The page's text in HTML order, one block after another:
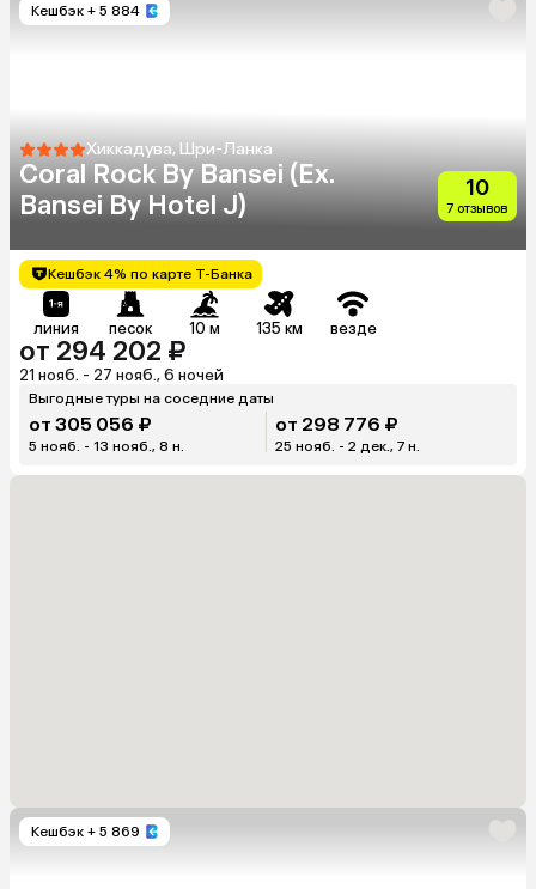
Кешбэк + 5 884
Хиккадува, Шри-Ланка
Coral Rock By Bansei (Ex.
Bansei By Hotel J)
10
7 отзывов
Кешбэк 4% по карте Т-Банка
линия песок 10 м 135 км везде
от 294 202 ₽
21 нояб. - 27 нояб., 6 ночей
Выгодные туры на соседние даты
от 305 056 ₽
5 нояб. - 13 нояб., 8 н.
от 298 776 ₽
25 нояб. - 2 дек., 7 н.
Кешбэк + 5 869